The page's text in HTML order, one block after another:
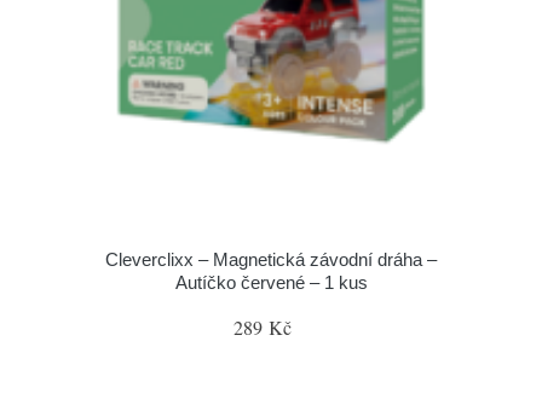
Cleverclixx – Magnetická závodní dráha –
Autíčko červené – 1 kus
289 Kč